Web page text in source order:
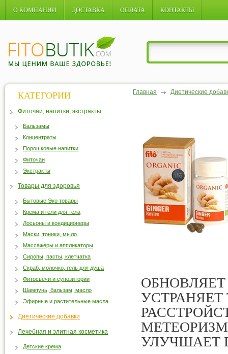
О КОМПАНИИ ДОСТАВКА ОПЛАТА КОНТАКТЫ
Главная Диетические
УЛУЧШАЕТ
КАТЕГОРИИ
Фиточаи, напитки, экстракты
Бальзамы
Концентраты
Порошковые напитки
Фиточаи
Экстракты
Товары для здоровья
Бытовые Эко товары
Крема и гели для тела
Лосьоны и кондиционеры
Маски, тоники, мыло
Массажеры и аппликаторы
Сиропы, пасты, клетчатка
Скраб, молочко, гель для душа
Фитосвечи и супозитории
Шампунь, бальзам, масло
Эфирные и растительные масла
Диетические добавки
Лечебная и элитная косметика
Детские крема